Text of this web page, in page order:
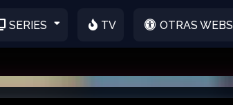
SERIES TV OTRAS WEBS